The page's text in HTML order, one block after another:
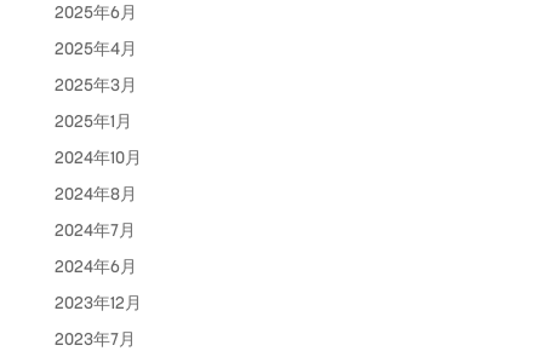
2025年6月
2025年4月
2025年3月
2025年1月
2024年10月
2024年8月
2024年7月
2024年6月
2023年12月
2023年7月